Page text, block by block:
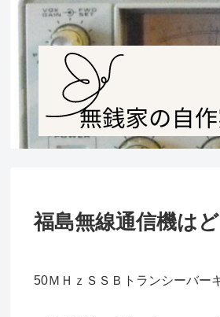
福島無線通信機は
50ＭＨｚＳＳＢトランシーバー